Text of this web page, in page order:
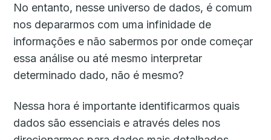
No entanto, nesse universo de dados, é comum
nos depararmos com uma infinidade de
informações e não sabermos por onde começar
essa análise ou até mesmo interpretar
determinado dado, não é mesmo?
Nessa hora é importante identificarmos quais
dados são essenciais e através deles nos